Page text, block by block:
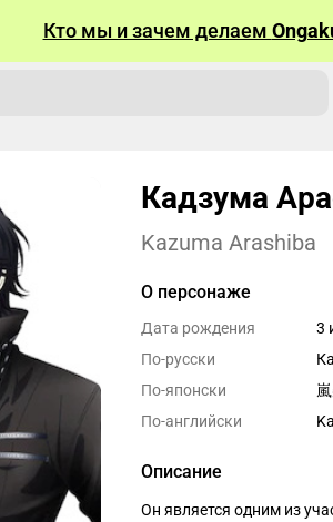
Кто мы и зачем делаем
Кадзума
Kazuma Arashiba
Описание
Он является одним из
О персонаже
Дата рождения
3
По-русски
По-японски
По-английски